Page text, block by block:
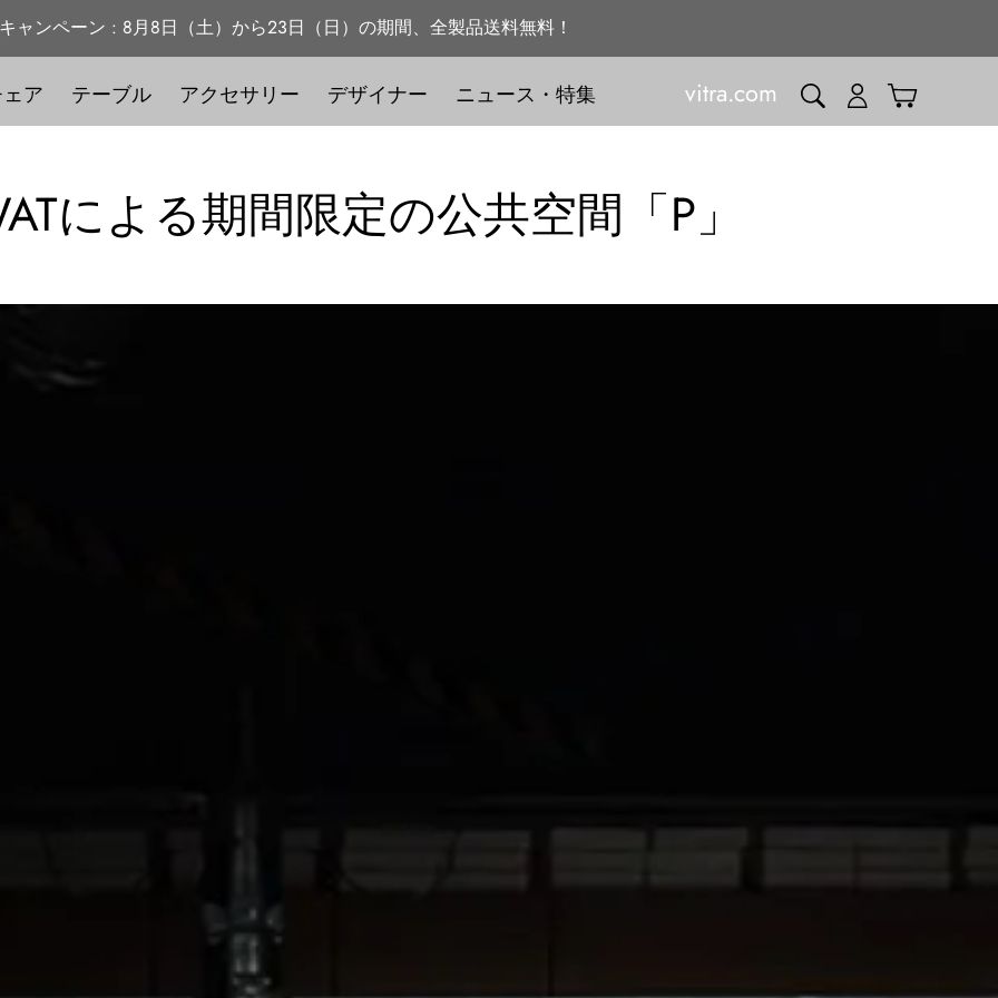
ャンペーン : 8月8日（土）から23日（日）の期間、全製品送料無料！
ア テーブル アクセサリー デザイナー ニュース・特集 vitra.com 検索 ログイン
による期間限定の公共空間「P」